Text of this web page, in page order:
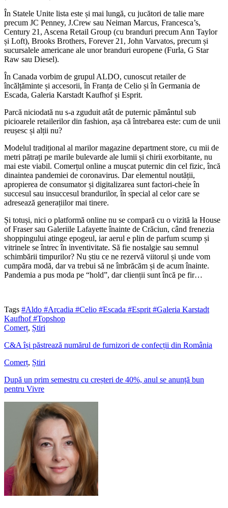
În Statele Unite lista este și mai lungă, cu jucători de talie mare
precum JC Penney, J.Crew sau Neiman Marcus, Francesca’s,
Century 21, Ascena Retail Group (cu branduri precum Ann Taylor
și Loft), Brooks Brothers, Forever 21, John Varvatos, precum și
sucursalele americane ale unor branduri europene (Furla, G Star
Raw sau Diesel).
În Canada vorbim de grupul ALDO, cunoscut retailer de
încălțăminte și accesorii, în Franța de Celio și în Germania de
Escada, Galeria Karstadt Kaufhof și Esprit.
Parcă niciodată nu s-a zguduit atât de puternic pământul sub
picioarele retailerilor din fashion, așa că întrebarea este: cum de unii
reușesc și alții nu?
Modelul tradițional al marilor magazine department store, cu mii de
metri pătrați pe marile bulevarde ale lumii și chirii exorbitante, nu
mai este viabil. Comerțul online a mușcat puternic din cel fizic, încă
dinaintea pandemiei de coronavirus. Dar elementul noutății,
apropierea de consumator și digitalizarea sunt factori-cheie în
succesul sau insuccesul brandurilor, în special al celor care se
adresează generațiilor mai tinere.
Și totuși, nici o platformă online nu se compară cu o vizită la House
of Fraser sau Galeriile Lafayette înainte de Crăciun, când frenezia
shoppingului atinge epogeul, iar aerul e plin de parfum scump și
vitrinele se întrec în inventivitate. Să fie nostalgie sau semnul
schimbării timpurilor? Nu știu ce ne rezervă viitorul și unde vom
cumpăra modă, dar va trebui să ne îmbrăcăm și de acum înainte.
Pandemia a pus moda pe “hold”, dar clienții sunt încă pe fir…
Tags #Aldo #Arcadia #Celio #Escada #Esprit #Galeria Karstadt
Kaufhof#Topshop
Comerț, Știri
C&A își păstrează numărul de furnizori de confecții din România
Comerț, Știri
După un prim semestru cu creșteri de 40%, anul se anunță bun
pentru Vivre